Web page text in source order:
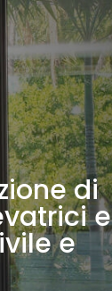
di
e
e